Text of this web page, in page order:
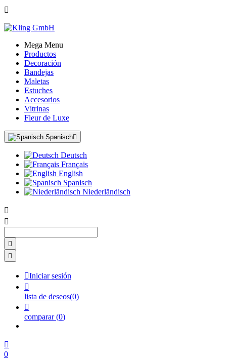

Mega Menu
Productos
Decoración
Bandejas
Maletas
Estuches
Accesorios
Vitrinas
Fleur de Luxe
Spanisch
Deutsch
Français
English
Spanisch
Niederländisch




Iniciar sesión

lista de deseos(0)

comparar (0)

0